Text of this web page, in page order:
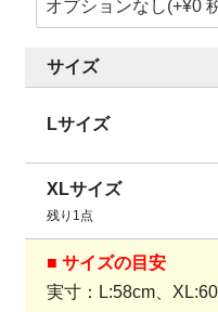
サイズ
Lサイズ
XLサイズ
残り1点
■ サイズの目安
実寸：L:58cm、